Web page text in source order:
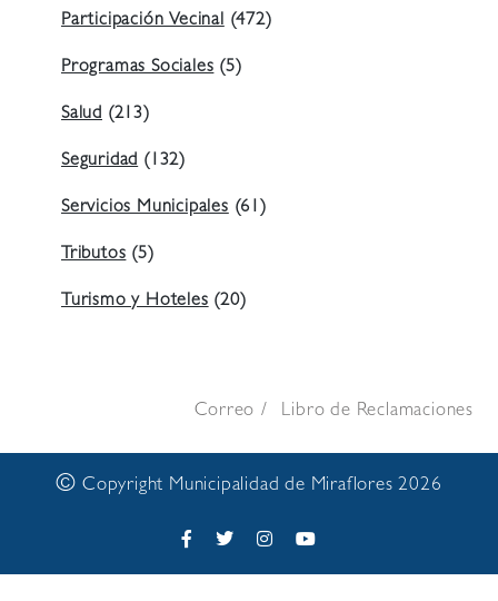
Participación Vecinal(472)
Programas Sociales(5)
Salud (213)
Seguridad(132)
Servicios Municipales(61)
Tributos(5)
Turismo y Hoteles(20)
Correo Libro de Reclamaciones
© Copyright Municipalidad de Miraflores 2026